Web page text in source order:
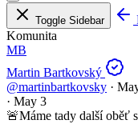
Toggle Sidebar
Komunita
MB
Martin Bartkovský
@martinbartkovsky ·
· May 3
🚨Máme tady další oběť